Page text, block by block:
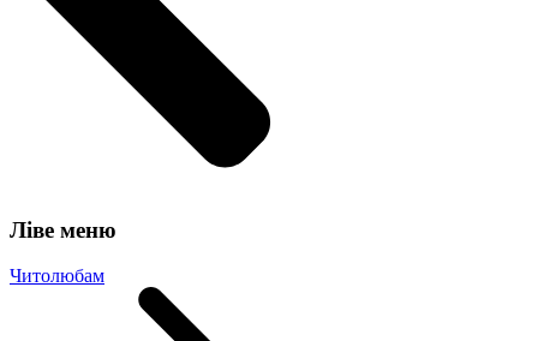
Ліве меню
Читолюбам